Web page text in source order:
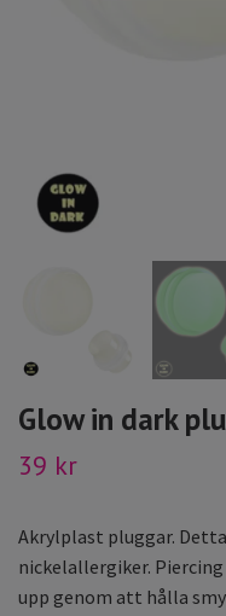
Glow in dark
39 kr
Akrylplast pluggar.
nickelallergiker.
upp genom att hålla